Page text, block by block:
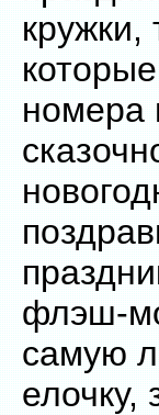
кружки,
номера
флэш-
самую
елочку,